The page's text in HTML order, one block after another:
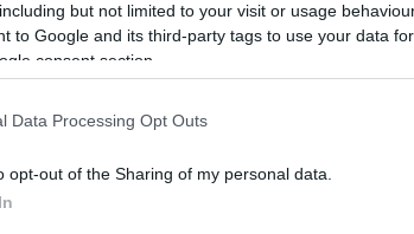
but not limited to your visit or usage
to Google and its third-party tags to use your data
consent section.
Data Processing Opt Outs
opt-out of the Sharing of my personal data.
és több epikus lakóhely közül
from the Block
-ban tisztelgett is a
ünnepére, a karácsonyra és a családja
főzzük, amit imádok, mert